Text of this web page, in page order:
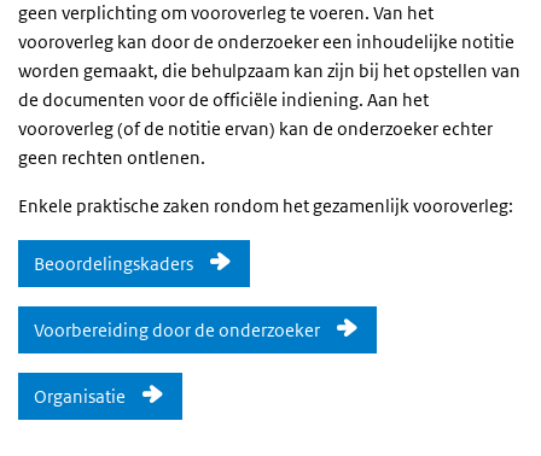
geen verplichting om vooroverleg te voeren. Van het
vooroverleg kan door de onderzoeker een inhoudelijke notitie
worden gemaakt, die behulpzaam kan zijn bij het opstellen van
de documenten voor de officiële indiening. Aan het
vooroverleg (of de notitie ervan) kan de onderzoeker echter
geen rechten ontlenen.
Enkele praktische zaken rondom het gezamenlijk vooroverleg:
Beoordelingskaders
Voorbereiding door de onderzoeker
Organisatie